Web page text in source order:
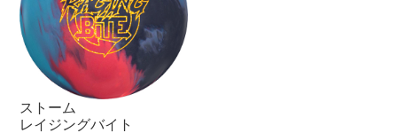
ストーム
レイジングバイト